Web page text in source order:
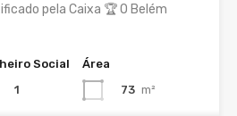
pela Caixa 🏆 O Belém
Social
1
Área
73 m²